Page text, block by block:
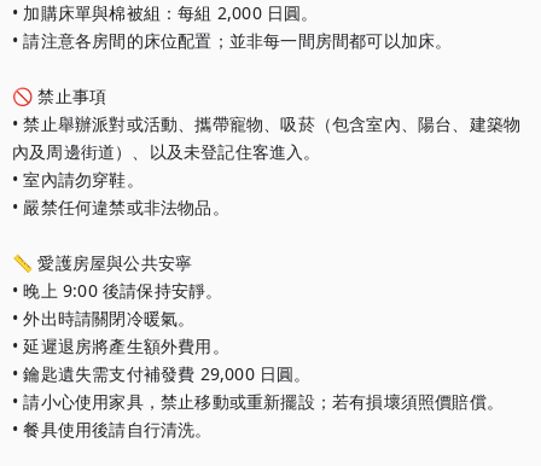
• 加購床單與棉被組：每組 2,000 日圓。
• 請注意各房間的床位配置；並非每一間房間都可以加床。
🚫 禁止事項
• 禁止舉辦派對或活動、攜帶寵物、吸菸（包含室內、陽台、建築物
內及周邊街道）、以及未登記住客進入。
• 室內請勿穿鞋。
• 嚴禁任何違禁或非法物品。
📏 愛護房屋與公共安寧
• 晚上 9:00 後請保持安靜。
• 外出時請關閉冷暖氣。
• 延遲退房將產生額外費用。
• 鑰匙遺失需支付補發費 29,000 日圓。
• 請小心使用家具，禁止移動或重新擺設；若有損壞須照價賠償。
• 餐具使用後請自行清洗。